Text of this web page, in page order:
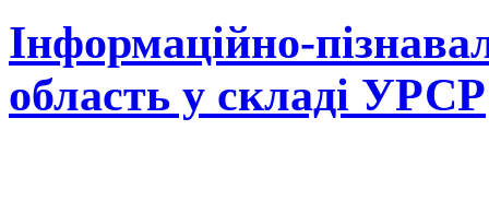
Інформаційно-
область у складі УРСР